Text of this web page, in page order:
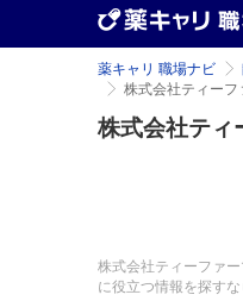
薬キャリ 職場ナビ
株式会社ティーフ
株式会社ティ
株式会社ティーファ
に役立つ情報を探す